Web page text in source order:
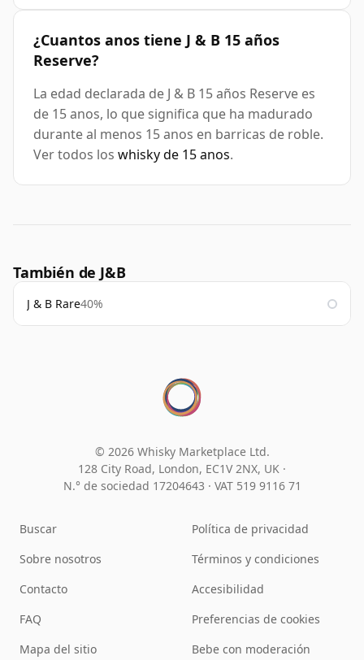
¿Cuantos anos tiene J & B 15 años
Reserve?
La edad declarada de J & B 15 años Reserve es
de 15 anos, lo que significa que ha madurado
durante al menos 15 anos en barricas de roble.
Ver todos los whisky de 15 anos.
También de J&B
J & B Rare40%
© 2026 Whisky Marketplace Ltd.
128 City Road, London, EC1V 2NX, UK ·
N.° de sociedad 17204643 · VAT 519 9116 71
Buscar
Sobre nosotros
Contacto
FAQ
Mapa del sitio
Política de privacidad
Términos y condiciones
Accesibilidad
Preferencias de cookies
Bebe con moderación